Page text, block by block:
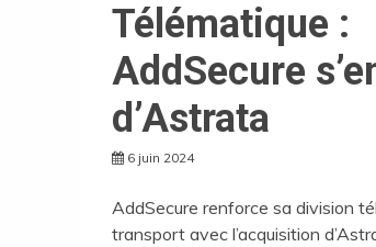
Télématique :
AddSecure
d’Astrata
6 juin 2024
AddSecure renforce sa division
transport avec l’acquisition